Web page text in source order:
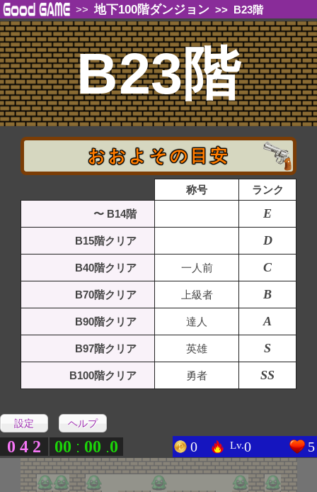
>> 地下100階ダンジョン >> B23階
B23階
おおよその目安
称号
ランク
〜 B14階
E
B15階クリア D
B40階クリア 一人前 C
B70階クリア 上級者 B
B90階クリア 達人 A
B97階クリア 英雄 S
B100階クリア 勇者 SS
設定 ヘルプ
0 4 2 00 : 00 .0 0 Lv.0 5